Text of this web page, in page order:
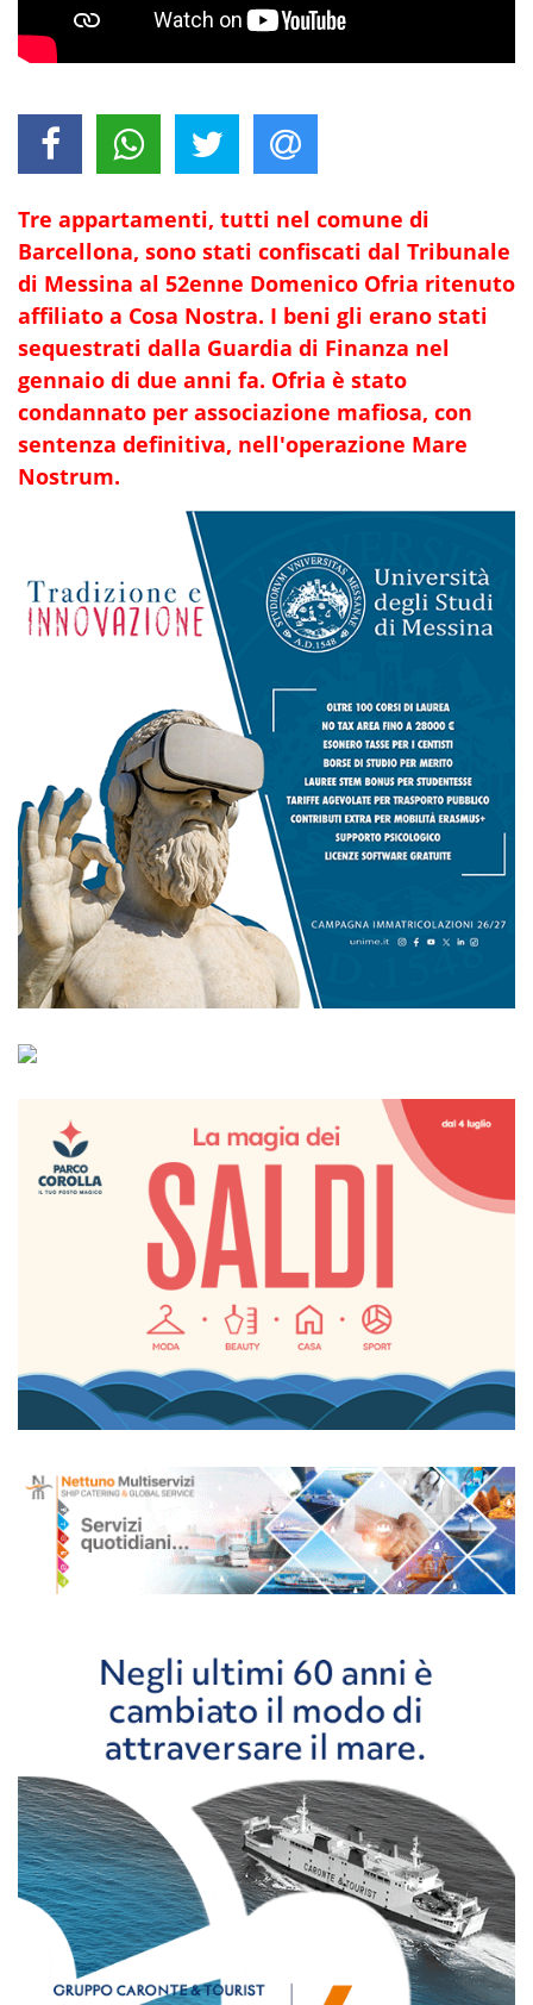
Tre appartamenti, tutti nel comune di
Barcellona, sono stati confiscati dal Tribunale
di Messina al 52enne Domenico Ofria ritenuto
affiliato a Cosa Nostra. I beni gli erano stati
sequestrati dalla Guardia di Finanza nel
gennaio di due anni fa. Ofria è stato
condannato per associazione mafiosa, con
sentenza definitiva, nell'operazione Mare
Nostrum.